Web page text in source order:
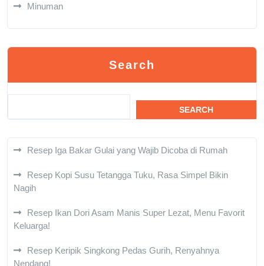
Minuman
Search
SEARCH
Resep Iga Bakar Gulai yang Wajib Dicoba di Rumah
Resep Kopi Susu Tetangga Tuku, Rasa Simpel Bikin
Nagih
Resep Ikan Dori Asam Manis Super Lezat, Menu Favorit
Keluarga!
Resep Keripik Singkong Pedas Gurih, Renyahnya
Nendang!